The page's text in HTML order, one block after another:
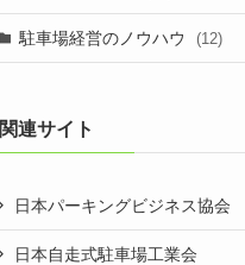
駐車場経営のノウハウ (12)
関連サイト
日本パーキングビジネス協会
日本自走式駐車場工業会